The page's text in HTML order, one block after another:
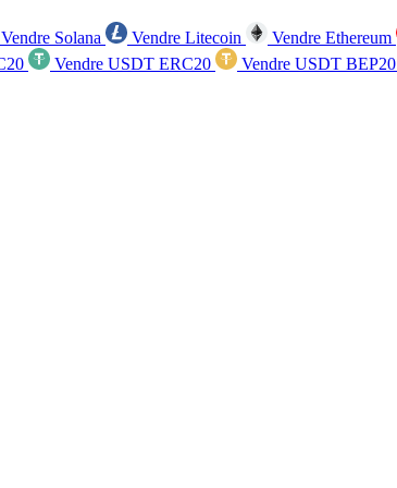
Vendre Solana Vendre Litecoin Vendre Ethereum
Vendre USDT ERC20 Vendre USDT BEP20